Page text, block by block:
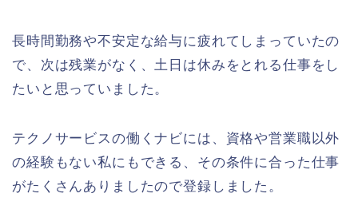
長時間勤務や不安定な給与に疲れてしまっていたの
で、次は残業がなく、土日は休みをとれる仕事をし
たいと思っていました。
テクノサービスの働くナビには、資格や営業職以外
の経験もない私にもできる、その条件に合った仕事
がたくさんありましたので登録しました。